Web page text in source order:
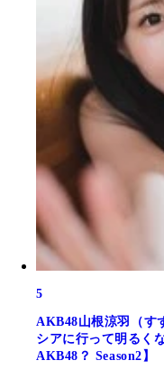
5
AKB48山根涼羽（す
シアに行って明るく
AKB48？ Season2】